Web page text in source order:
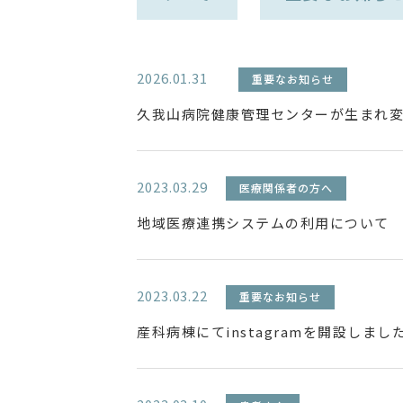
2026.01.31 重要なお知らせ
久我山病院健康管理センターが生まれ変
2023.03.29 医療関係者の方へ
地域医療連携システムの利用について
2023.03.22 重要なお知らせ
産科病棟にてinstagramを開設しました